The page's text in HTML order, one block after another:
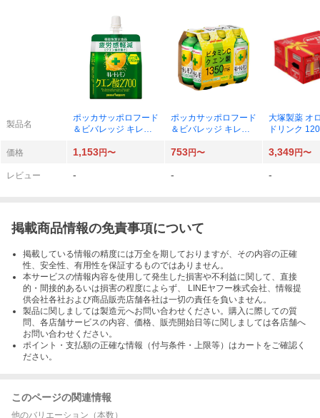
製品名
ポッカサッポロフード
＆ビバレッジ キレー
0ゼリー 165g×6個
ポッカサッポロフード
＆ビバレッジ キレー
大塚製薬 オ
ドリンク
価格 1,153円〜 753円〜 3,349円〜
レビュー - - -
掲載商品情報の免責事項について
掲載している情報の精度には万全を期しておりますが、その内容の正確
性、安全性、有用性を保証するものではありません。
本サービスの情報内容を使用して発生した損害や不利益に関して、直接
的・間接的あるいは損害の程度によらず、 LINEヤフー株式会社、情報提
供会社各社および商品販売店舗各社は一切の責任を負いません。
製品に関しましては製造元へお問い合わせください。購入に際しての質
問、各店舗サービスの内容、価格、販売開始日等に関しましては各店舗へ
お問い合わせください。
ポイント・支払額の正確な情報（付与条件・上限等）はカートをご確認く
ださい。
このページの関連情報
他のバリエーション（本数）